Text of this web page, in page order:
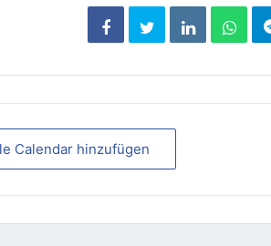
Calendar hinzufügen